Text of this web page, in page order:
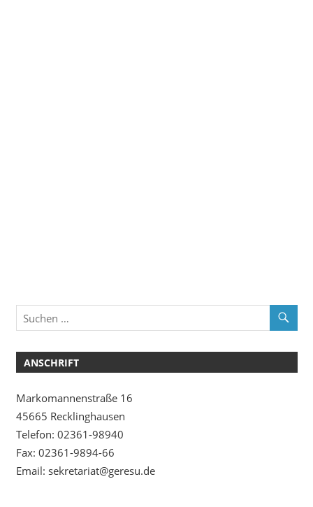
ANSCHRIFT
Markomannenstraße 16
45665 Recklinghausen
Telefon: 02361-98940
Fax: 02361-9894-66
Email: sekretariat@geresu.de